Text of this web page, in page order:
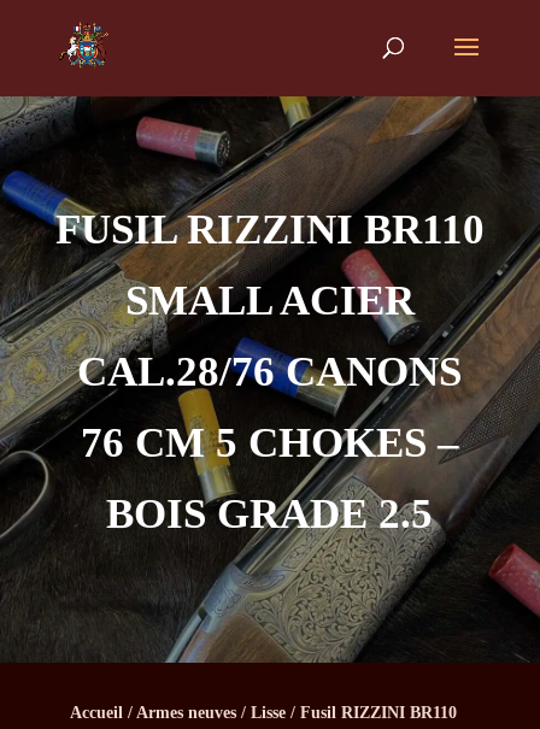
FUSIL RIZZINI BR110
SMALL ACIER
CAL.28/76 CANONS
76 CM 5 CHOKES –
BOIS GRADE 2.5
Accueil / Armes neuves /Lisse / Fusil RIZZINI BR110